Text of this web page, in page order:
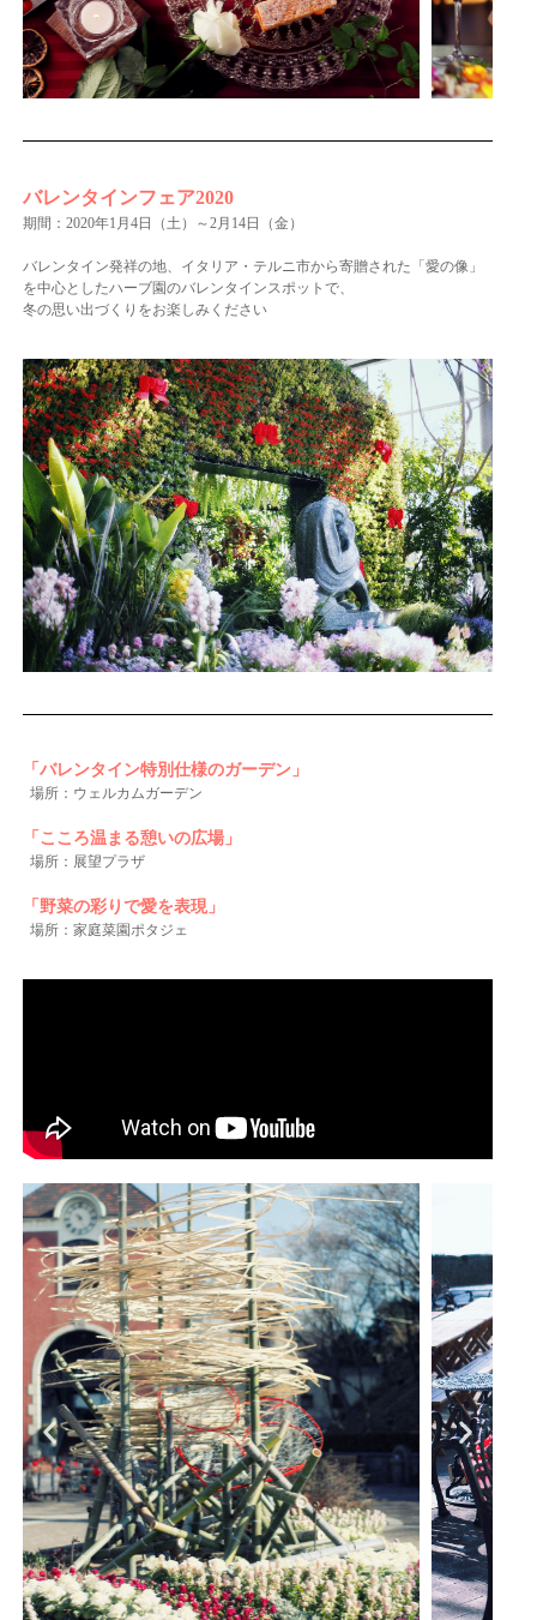
バレンタインフェア2020
期間：2020年1月4日（土）～2月14日（金）
バレンタイン発祥の地、イタリア・テルニ市から寄贈された「愛の像」
を中心としたハーブ園のバレンタインスポットで、
冬の思い出づくりをお楽しみください
「バレンタイン特別仕様のガーデン」
場所：ウェルカムガーデン
「こころ温まる憩いの広場」
場所：展望プラザ
「野菜の彩りで愛を表現」
場所：家庭菜園ポタジェ